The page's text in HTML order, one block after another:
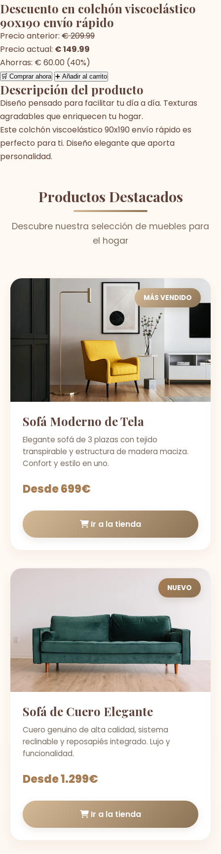
Descuento en colchón viscoelástico
90x190 envío rápido
Precio anterior: € 209.99
Precio actual: € 149.99
Ahorras: € 60.00 (40%)
🛒 Comprar ahora ➕ Añadir al carrito
Descripción del producto
Diseño pensado para facilitar tu día a día. Texturas
agradables que enriquecen tu hogar.
Este colchón viscoelástico 90x190 envío rápido es
perfecto para ti. Diseño elegante que aporta
personalidad.
Productos Destacados
Descubre nuestra selección de muebles para
el hogar
MÁS VENDIDO
Sofá Moderno de Tela
Elegante sofá de 3 plazas con tejido
transpirable y estructura de madera maciza.
Confort y estilo en uno.
Desde 699€
Ir a la tienda
NUEVO
Sofá de Cuero Elegante
Cuero genuino de alta calidad, sistema
reclinable y reposapiés integrado. Lujo y
funcionalidad.
Desde 1.299€
Ir a la tienda